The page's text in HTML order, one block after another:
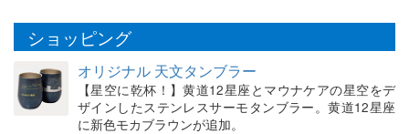
ショッピング
オリジナル 天文タンブラー
【星空に乾杯！】黄道12星座とマウナケアの星空をデ
ザインしたステンレスサーモタンブラー。黄道12星座
に新色モカブラウンが追加。